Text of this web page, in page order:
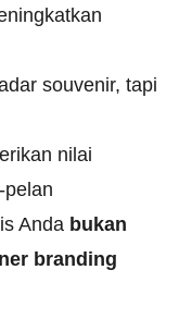
souvenir, tapi
nilai
pelan
Anda bukan
branding